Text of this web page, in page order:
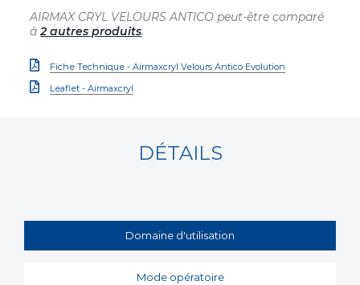
AIRMAX CRYL VELOURS ANTICO peut-être comparé
à2 autres produits.
Fiche Technique - Airmaxcryl Velours Antico Evolution
Leaflet - Airmaxcryl
DÉTAILS
Domaine d'utilisation
Mode opératoire